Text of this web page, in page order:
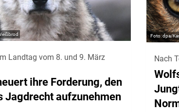
Landtag vom 8. und 9. März
ihre Forderung, den
Jagdrecht aufzunehmen
dpa/
Nach